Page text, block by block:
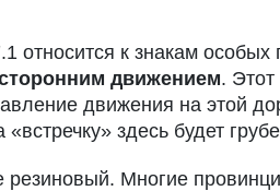
относится к знакам
движением.
движения на этой
«встречку» здесь будет
Многие